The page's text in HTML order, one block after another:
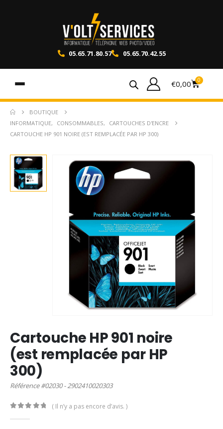
05.65.71.80.57 05.65.70.42.55
€0,00 0
BOUTIQUE
INFORMATIQUE, CONSOMMABLES,
CARTOUCHES D'ENCRE
CARTOUCHE HP 901 NOIRE (EST REMPLACÉE PAR HP 300)
Cartouche HP 901 noire
(est remplacée par HP
300)
Référence #02030 - 2902410020303
( Il n’y a pas encore d’avis. )